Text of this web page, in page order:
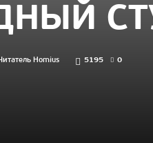
Homius 5195 0